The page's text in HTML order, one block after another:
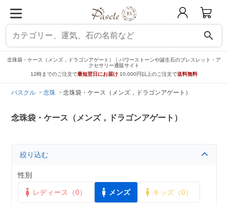
search
念珠袋・ケース（メンズ，ドラゴンアゲート）｜パワーストーンや誕生石のブレスレット・ア
クセサリー通販サイト
12時までのご注文で最短翌日にお届け 10,000円以上のご注文で送料無料
パスクル 念珠 念珠袋・ケース（メンズ，ドラゴンアゲート）
念珠袋・ケース（メンズ，ドラゴンアゲート）
絞り込む
性別
レディース（0） メンズ キッズ（0）